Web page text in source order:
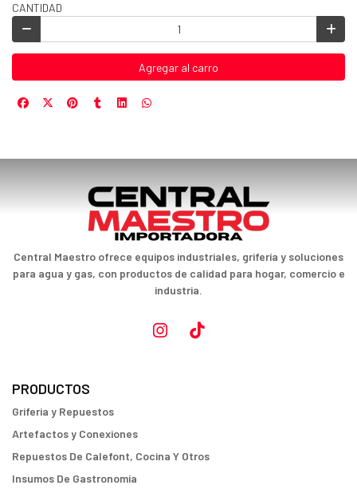
CANTIDAD
Agregar al carro
Central Maestro ofrece equipos industriales, grifería y soluciones
para agua y gas, con productos de calidad para hogar, comercio e
industria.
PRODUCTOS
Griferia y Repuestos
Artefactos y Conexiones
Repuestos De Calefont, Cocina Y Otros
Insumos De Gastronomia